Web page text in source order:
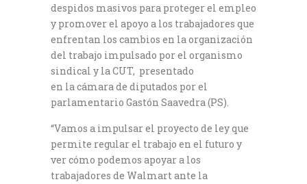
despidos masivos para proteger el empleo
y promover el apoyo a los trabajadores que
enfrentan los cambios en la organización
del trabajo impulsado por el organismo
sindical y la CUT, presentado
en la cámara de diputados por el
parlamentario Gastón Saavedra (PS).
“Vamos a impulsar el proyecto de ley que
permite regular el trabajo en el futuro y
ver cómo podemos apoyar a los
trabajadores de Walmart ante la